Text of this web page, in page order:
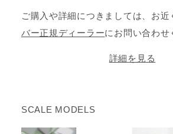
ご購入や詳細につきましては、お近
バー正規ディーラーにお問い合わせ
詳細を見る
SCALE MODELS